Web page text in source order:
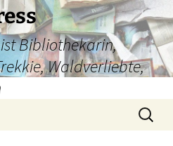
Bibliothekarin,
Waldverliebte,
Suchen
nach: